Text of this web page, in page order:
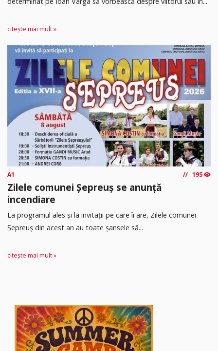
citește mai mult »
A1 195
Zilele comunei Șepreuș se anunță
incendiare
La programul ales și la invitații pe care îi are, Zilele comunei
Șepreuș din acest an au toate șansele să...
citește mai mult »